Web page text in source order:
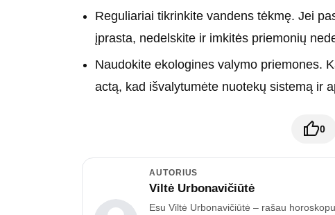
Reguliariai tikrinkite vandens tėkmę. Jei
įprasta, nedelskite ir imkitės priemonių
Naudokite ekologines valymo priemones.
actą, kad išvalytumėte nuotekų sistemą ir
0
AUTORIUS
Viltė Urbonavičiūtė
Esu Viltė Urbonavičiūtė – rašau